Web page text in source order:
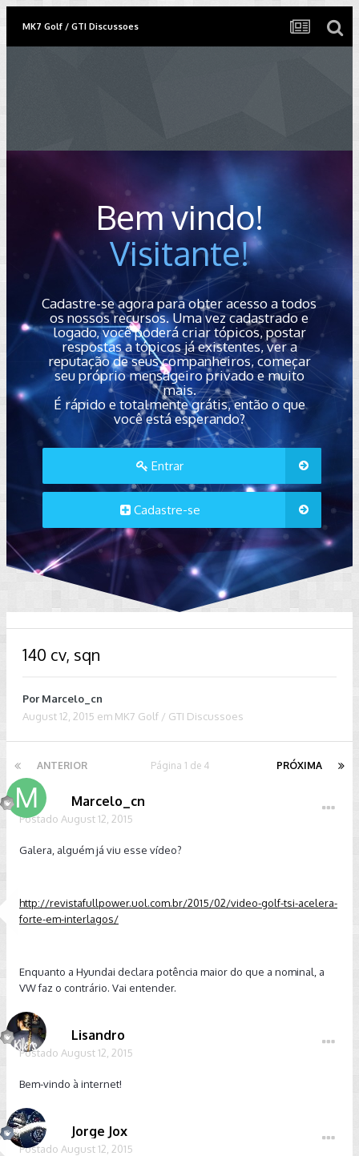
MK7 Golf / GTI Discussoes
Bem vindo!
Visitante!
Cadastre-se agora para obter acesso a todos
os nossos recursos. Uma vez cadastrado e
logado, você poderá criar tópicos, postar
respostas a tópicos já existentes, ver a
reputação de seus companheiros, começar
seu próprio mensageiro privado e muito
mais.
É rápido e totalmente grátis, então o que
você está esperando?
Entrar
Cadastre-se
140 cv, sqn
Por Marcelo_cn
August 12, 2015 em MK7 Golf / GTI Discussoes
ANTERIOR PRÓXIMA
Página 1 de 4
Marcelo_cn
Postado August 12, 2015
Galera, alguém já viu esse vídeo?
http://revistafullpower.uol.com.br/2015/02/video-golf-tsi-acelera-
forte-em-interlagos/
Enquanto a Hyundai declara potência maior do que a nominal, a
VW faz o contrário. Vai entender.
Lisandro
Postado August 12, 2015
Bem-vindo à internet!
Jorge Jox
Postado August 12, 2015